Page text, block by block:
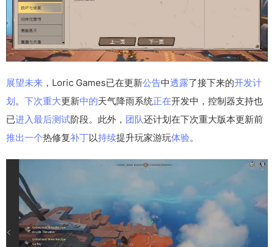
展望未来 ，Loric Games已在更新公告中透露了接下来的开发计
划 。 下次重大更新中的天气降雨系统正在开发中，控制器支持也
已进入最后测试阶段。此外， 团队还计划在下次重大版本更新前
推出一个热修复补丁以持续提升玩家游玩体验。